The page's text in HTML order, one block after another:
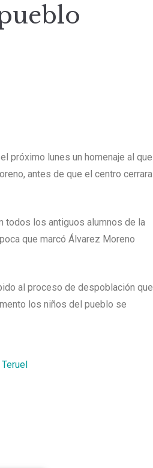
próximo lunes un homenaje al que
antes de que el centro cerrara
todos los antiguos alumnos de la
que marcó Álvarez Moreno
al proceso de despoblación que
los niños del pueblo se